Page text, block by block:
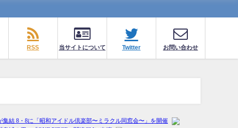
RSS 当サイトについて Twitter お問い合わせ